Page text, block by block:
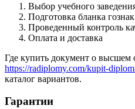
Выбор учебного
Подготовка бланка гознак
Проведенный контроль
Оплата и доставка
Где купить документ о высшем
https://radiplomy.com/kupit-
каталог вариантов.
Гарантии